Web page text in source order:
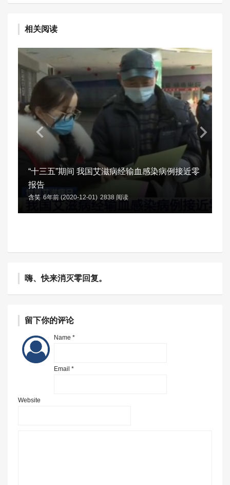
相关阅读
“十三五”期间 我国艾滋病经输血感染病例接近零
报告
含笑 6年前 (2020-12-01) 2838 阅读
嗨、快来消灭零回复。
留下你的评论
Name *
Email *
Website